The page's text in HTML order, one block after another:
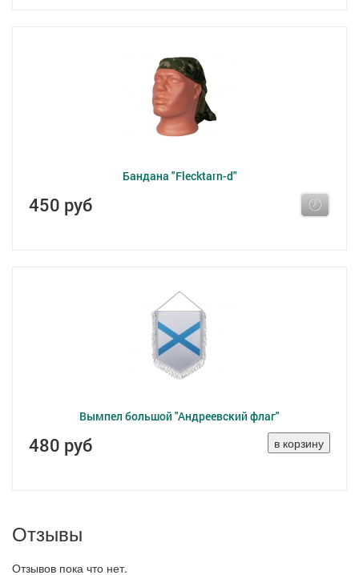
Бандана "Flecktarn-d"
450 руб
Вымпел большой "Андреевский флаг"
480 руб
Отзывы
Отзывов пока что нет.